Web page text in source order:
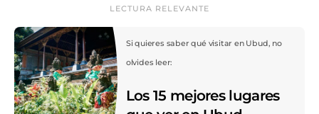
LECTURA RELEVANTE
Si quieres saber qué visitar en Ubud, no
olvides leer:
Los 15 mejores lugares